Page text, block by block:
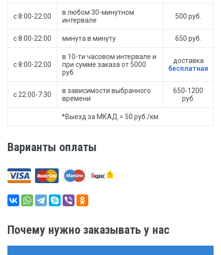
с 8:00-22:00
в любом 30-минутном
интервале
500 руб.
с 8:00-22:00 минута в минуту 650 руб.
с 8:00-22:00
в 10-ти часовом интервале и
при сумме заказа от 5000
руб.
доставка
бесплатная
с 22:00-7:30
в зависимости выбранного
времени
650-1200
руб.
*Выезд за МКАД = 50 руб./км.
Варианты оплаты
Почему нужно заказывать у нас